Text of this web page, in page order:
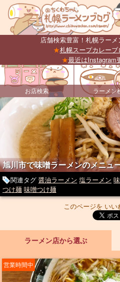
店舗検索豊富！札幌ラーメ
★札幌スープカレー
★最近はInstagram
お店検索 ラーメン
旭川市で味噌ラーメンのメニュ
関連タグ 醤油ラーメン 塩ラーメン
つけ麺 味噌つけ麺
このページを いい
ラーメン店から選ぶ
営業時間中